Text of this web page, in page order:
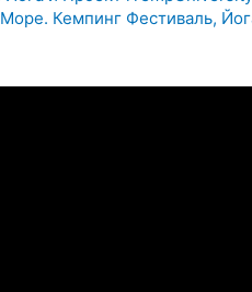
Море. Кемпинг Фестиваль,